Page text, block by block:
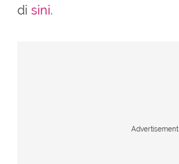
di sini.
Advertisement